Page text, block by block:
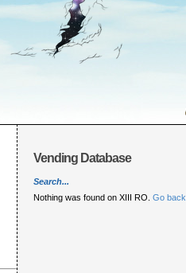
Vending Database
Search...
Nothing was found on XIII RO. Go back